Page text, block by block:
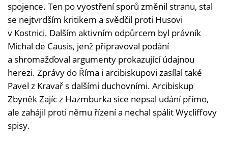
spojence. Ten po vyostření sporů změnil stranu, stal
se nejtvrdším kritikem a svědčil proti Husovi
v Kostnici. Dalším aktivním odpůrcem byl právník
Michal de Causis, jenž připravoval podání
a shromažďoval argumenty prokazující údajnou
herezi. Zprávy do Říma i arcibiskupovi zasílal také
Pavel z Kravař s dalšími duchovními. Arcibiskup
Zbyněk Zajíc z Hazmburka sice nepsal udání přímo,
ale zahájil proti němu řízení a nechal spálit Wycliffovy
spisy.